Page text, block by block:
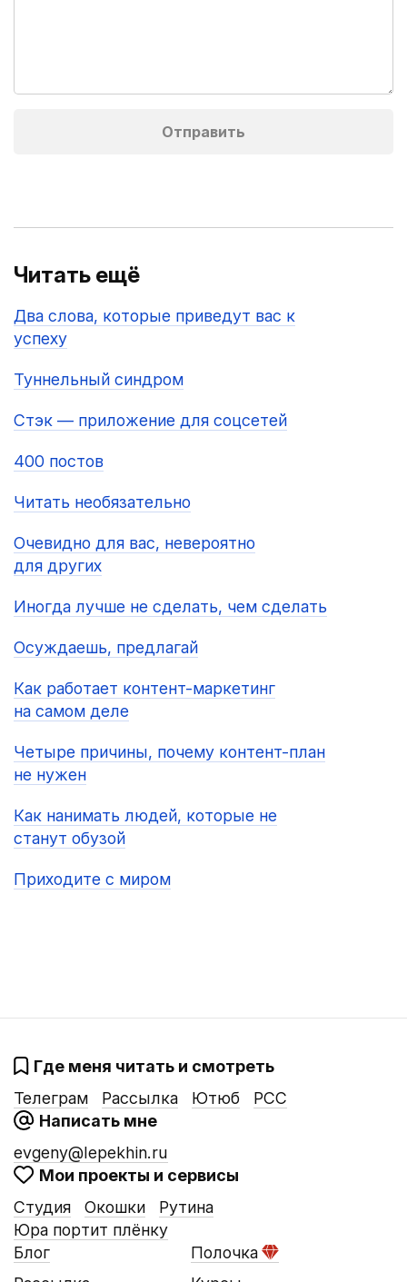
Читать ещё
Два слова, которые приведут вас к
успеху
Туннельный синдром
Стэк — приложение для соцсетей
400 постов
Читать необязательно
Очевидно для вас, невероятно
для других
Иногда лучше не сделать, чем сделать
Осуждаешь, предлагай
Как работает контент-маркетинг
на самом деле
Четыре причины, почему контент-план
не нужен
Как нанимать людей, которые не
станут обузой
Приходите с миром
Где меня читать и смотреть
Телеграм
Рассылка Ютюб
РСС
Написать мне
evgeny@lepekhin.ru
Мои проекты и сервисы
Студия
Окошки
Юра портит плёнку
Рутина
Блог
Полочка